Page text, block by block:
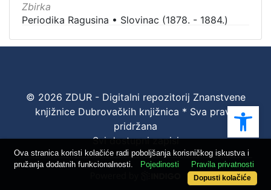
Zbirka
Periodika Ragusina • Slovinac (1878. - 1884.)
© 2026 ZDUR - Digitalni repozitorij Znanstvene
knjižnice Dubrovačkih knjižnica * Sva prava
pridržana
Svi dostupni zapisi
Ova stranica koristi kolačiće radi poboljšanja korisničkog iskustva i
pružanja dodatnih funkcionalnosti.
Pojedinosti Pravila privatnosti
Dopusti kolačiće